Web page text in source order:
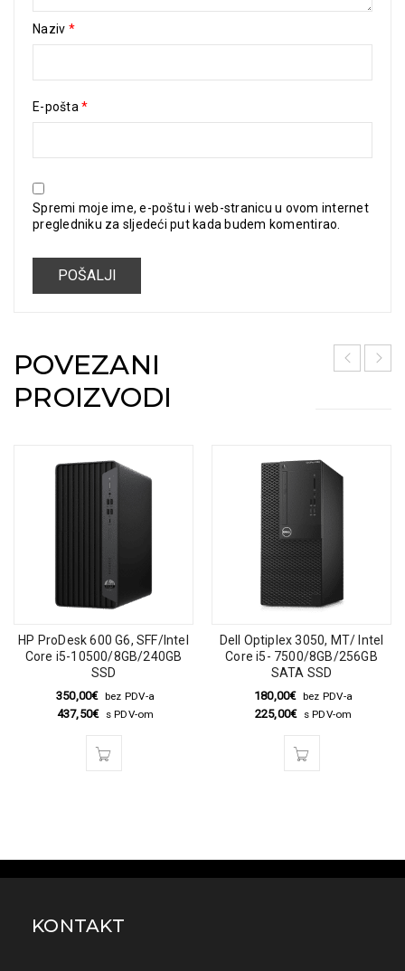
Naziv *
E-pošta *
Spremi moje ime, e-poštu i web-stranicu u ovom internet
pregledniku za sljedeći put kada budem komentirao.
POVEZANI
PROIZVODI
HP ProDesk 600 G6, SFF/Intel
Core i5-10500/8GB/240GB
SSD
350,00€ bez PDV-a
437,50€ s PDV-om
Dell Optiplex 3050, MT/ Intel
Core i5- 7500/8GB/256GB
SATA SSD
180,00€ bez PDV-a
225,00€ s PDV-om
KONTAKT